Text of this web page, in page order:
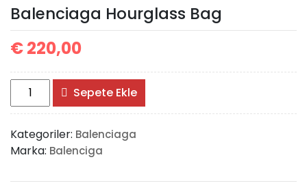
Balenciaga Hourglass Bag
€220,00
Balenciaga
Hourglass
Bag
adet
Sepete Ekle
Kategoriler: Balenciaga
Marka: Balenciga